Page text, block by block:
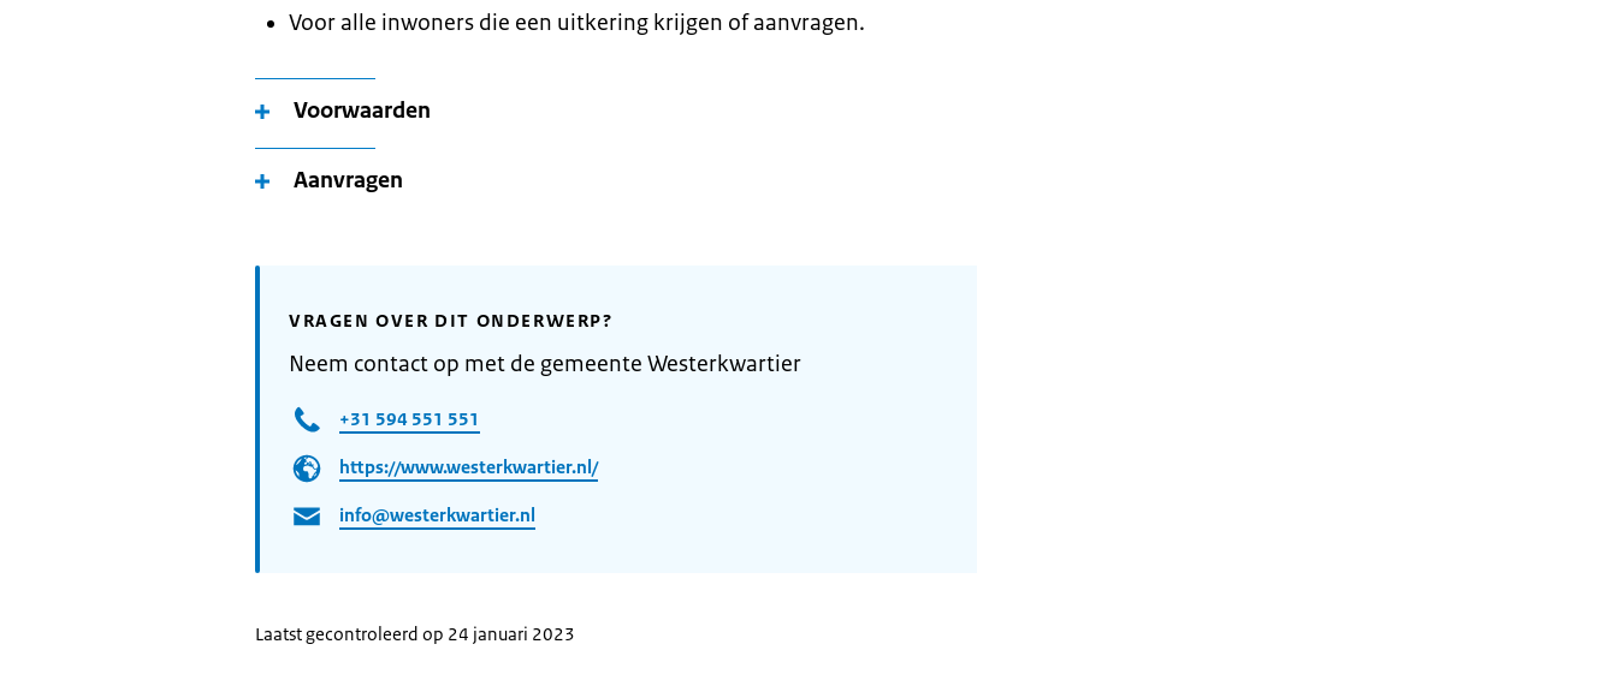
Voor alle inwoners die een uitkering krijgen of aanvragen.
Voorwaarden
Aanvragen
VRAGEN OVER DIT ONDERWERP?
Neem contact op met de gemeente Westerkwartier
+31 594 551 551
https://www.westerkwartier.nl/
info@westerkwartier.nl
Laatst gecontroleerd op 24 januari 2023